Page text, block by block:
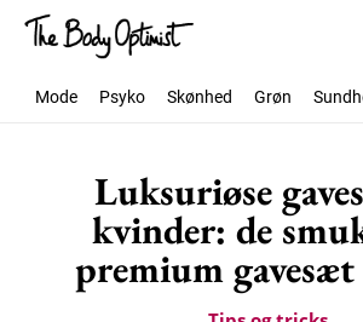
Mode Psyko Skønhed Grøn
Luksuriøse
kvinder: de
premium